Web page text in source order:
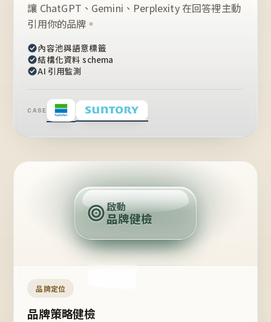
讓 ChatGPT、Gemini、Perplexity 在回答裡主動
引用你的品牌。
內容池與語意標籤
結構化資料 schema
AI 引用監測
CASE
定
位
點
啟動
品牌健檢
品牌定位
品牌策略健檢